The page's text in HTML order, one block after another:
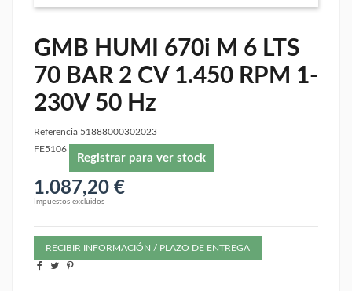
GMB HUMI 670i M 6 LTS
70 BAR 2 CV 1.450 RPM 1-
230V 50 Hz
Referencia 51888000302023
FE5106
Registrar para ver stock
1.087,20 €
Impuestos excluidos
RECIBIR INFORMACIÓN / PLAZO DE ENTREGA